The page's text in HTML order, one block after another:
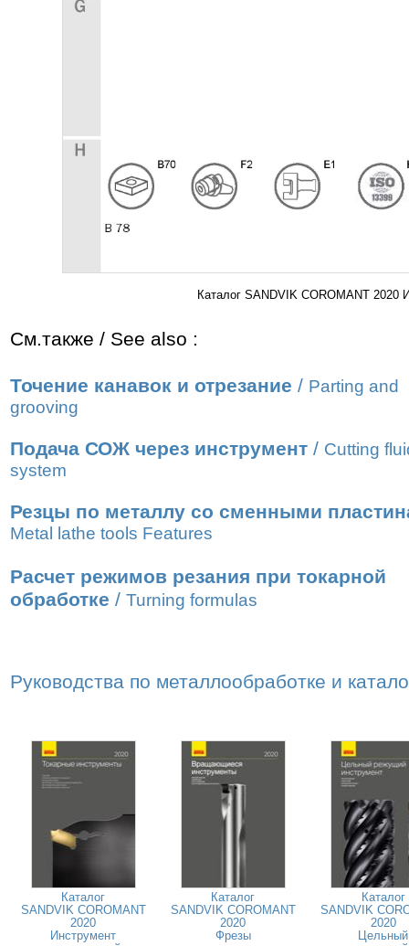
Каталог SANDVIK COROMANT 2020
См.также / See also :
Точение канавок и отрезание / Parting and
grooving
Подача СОЖ через инструмент / Cutting
system
Резцы по металлу со сменными
Metal lathe tools Features
Расчет режимов резания при токарной
обработке / Turning formulas
Руководства по металлообработке и
Каталог
SANDVIK COROMANT
2020
Инструмент
Каталог
SANDVIK COROMANT
2020
Фрезы
Каталог
SANDVIK
2020
Цельный